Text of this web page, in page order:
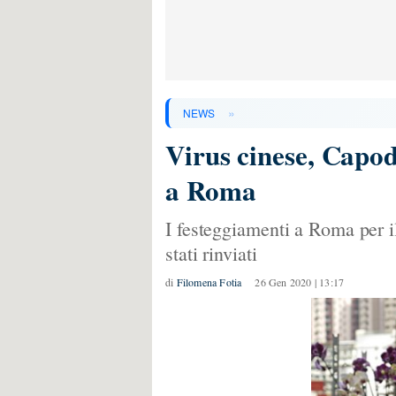
NEWS »
Virus cinese,
a Roma
I festeggiamenti a Roma per
stati rinviati
di Filomena Fotia 26 Gen 2020 | 13:17